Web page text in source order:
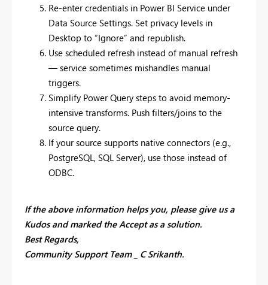
Re-enter credentials in Power BI Service under
Data Source Settings. Set privacy levels in
Desktop to “Ignore” and republish.
Use scheduled refresh instead of manual refresh
— service sometimes mishandles manual
triggers.
Simplify Power Query steps to avoid memory-
intensive transforms. Push filters/joins to the
source query.
If your source supports native connectors (e.g.,
PostgreSQL, SQL Server), use those instead of
ODBC.
If the above information helps you, please give us a
Kudos and marked the Accept as a solution.
Best Regards,
Community Support Team _ C Srikanth.